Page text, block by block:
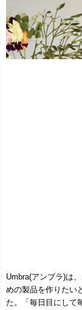
Umbra(アンブラ)は
めの製品を作りたい
た。「毎日目にして